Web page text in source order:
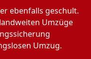
ebenfalls geschult.
Umzüge
Umzug.